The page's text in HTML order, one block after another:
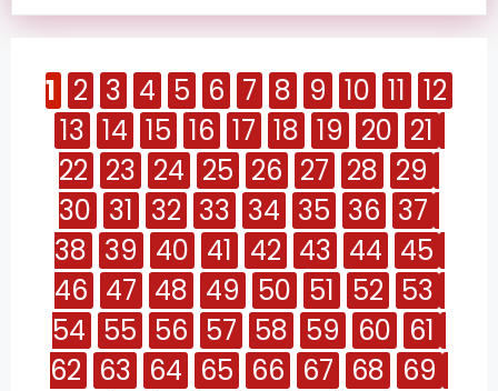
1 2 3 4 5 6 7 8 9 10 11 12
13 14 15 16 17 18 19 20 21
22 23 24 25 26 27 28 29
30 31 32 33 34 35 36 37
38 39 40 41 42 43 44 45
46 47 48 49 50 51 52 53
54 55 56 57 58 59 60 61
62 63 64 65 66 67 68 69